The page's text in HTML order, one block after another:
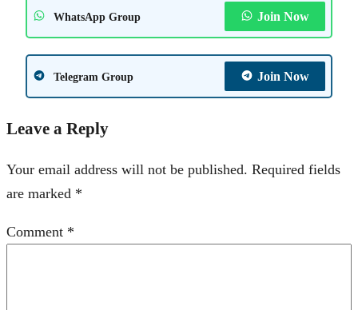
WhatsApp Group Join Now
Telegram Group Join Now
Leave a Reply
Your email address will not be published. Required fields
are marked *
Comment *